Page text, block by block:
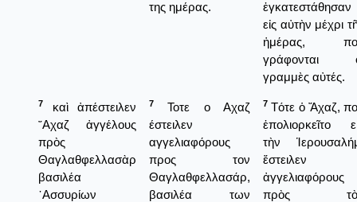
της ημέρας.
ἐγκατεστάθησαν
εἰς αὐτὴν μέχρι
ἡμέρας,
γράφονται
γραμμὲς αὐτές.
7
καὶ ἀπέστειλεν
῎Αχαζ ἀγγέλους
πρὸς
Θαγλαθφελλασὰρ
βασιλέα
᾿Ασσυρίων
7
Τοτε ο Αχαζ
έστειλεν
αγγελιαφόρους
προς τον
Θαγλαθφελλασάρ,
βασιλέα των
7 Τότε ὁ Ἄχαζ,
ἐπολιορκεῖτο
τὴν
ἔστειλεν
ἀγγελιαφόρους
πρὸς